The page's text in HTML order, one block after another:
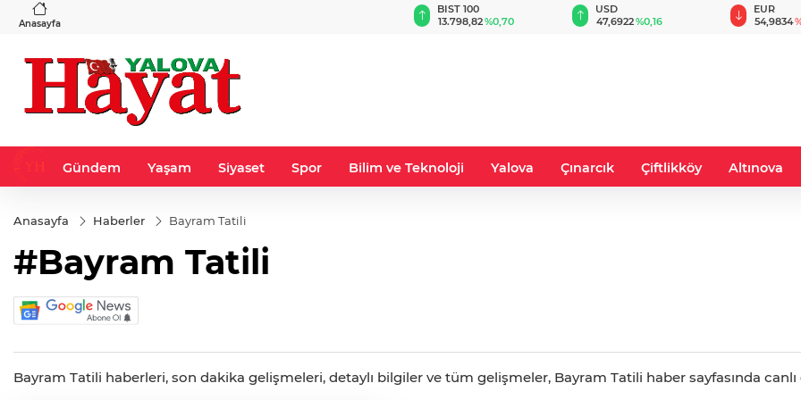
Anasayfa
%-0,22
BIST 100
13.798,82%0,70
USD
47,6922%0,16
EUR
54,9834
Gündem Yaşam Siyaset Spor Bilim ve Teknoloji Yalova Çınarcık Çiftlikköy Altınova
Anasayfa Haberler Bayram Tatili
#Bayram Tatili
Bayram Tatili haberleri, son dakika gelişmeleri, detaylı bilgiler ve tüm gelişmeler, Bayram Tatili haber sayfasında